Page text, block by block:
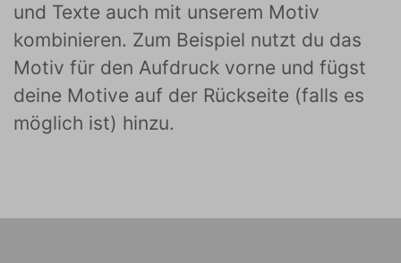
und Texte auch mit unserem Motiv
kombinieren. Zum Beispiel nutzt du das
Motiv für den Aufdruck vorne und fügst
deine Motive auf der Rückseite (falls es
möglich ist) hinzu.